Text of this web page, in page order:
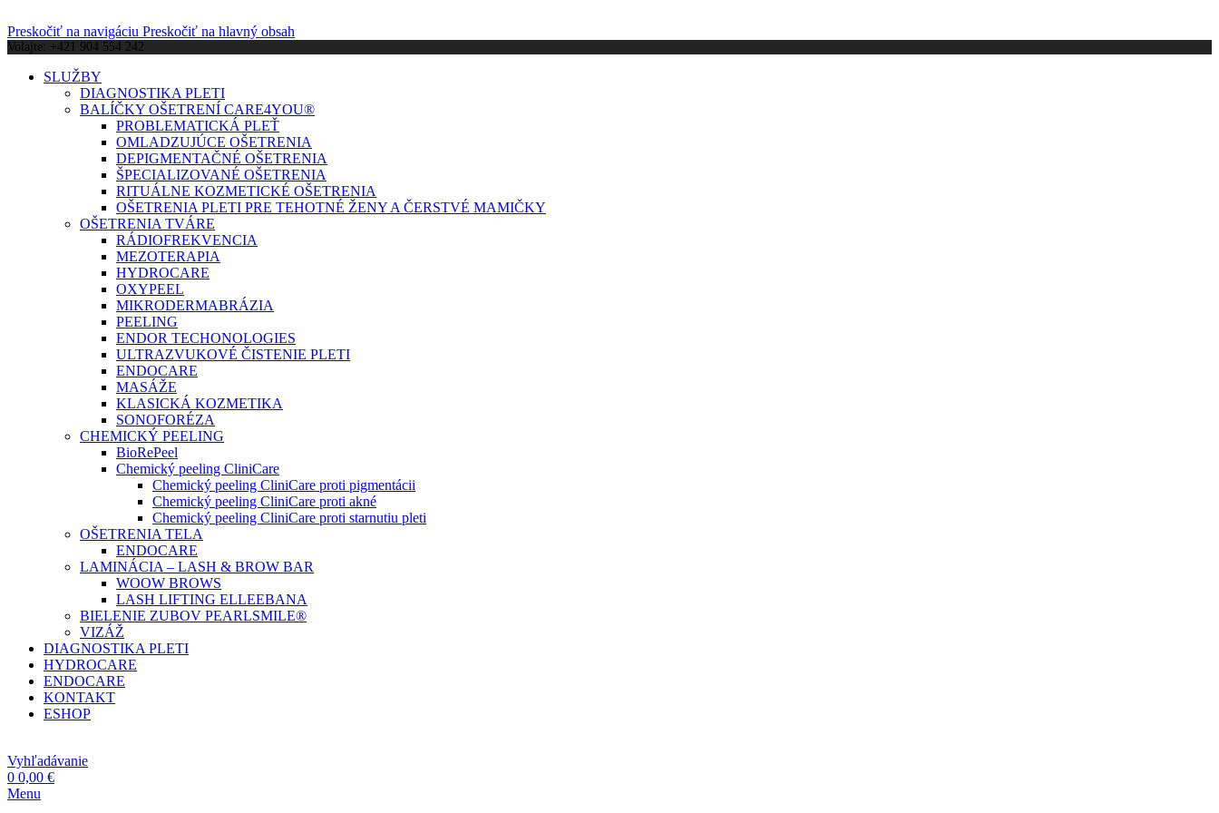
Preskočiť na navigáciu Preskočiť na hlavný obsah
Volajte: +421 904 554 242
SLUŽBY
DIAGNOSTIKA PLETI
BALÍČKY OŠETRENÍ CARE4YOU®
PROBLEMATICKÁ PLEŤ
OMLADZUJÚCE OŠETRENIA
DEPIGMENTAČNÉ OŠETRENIA
ŠPECIALIZOVANÉ OŠETRENIA
RITUÁLNE KOZMETICKÉ OŠETRENIA
OŠETRENIA PLETI PRE TEHOTNÉ ŽENY A ČERSTVÉ MAMIČKY
OŠETRENIA TVÁRE
RÁDIOFREKVENCIA
MEZOTERAPIA
HYDROCARE
OXYPEEL
MIKRODERMABRÁZIA
PEELING
ENDOR TECHONOLOGIES
ULTRAZVUKOVÉ ČISTENIE PLETI
ENDOCARE
MASÁŽE
KLASICKÁ KOZMETIKA
SONOFORÉZA
CHEMICKÝ PEELING
BioRePeel
Chemický peeling CliniCare
Chemický peeling CliniCare proti pigmentácii
Chemický peeling CliniCare proti akné
Chemický peeling CliniCare proti starnutiu pleti
OŠETRENIA TELA
ENDOCARE
LAMINÁCIA – LASH & BROW BAR
WOOW BROWS
LASH LIFTING ELLEEBANA
BIELENIE ZUBOV PEARLSMILE®
VIZÁŽ
DIAGNOSTIKA PLETI
HYDROCARE
ENDOCARE
KONTAKT
ESHOP
Vyhľadávanie
0 0,00 €
Menu